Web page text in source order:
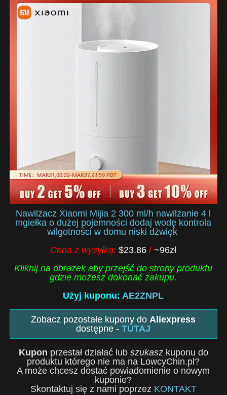
Nawilżacz Xiaomi Mijia 2 300 ml/h nawilżanie 4 l
mgiełka o dużej pojemności dodaj wodę kontrola
wilgotności w domu niski dźwięk
Cena z wysyłką:$23.86/~96zł
Kliknij na obrazek aby przejść do strony produktu
gdzie możesz dokonać zakupu.
Użyj kuponu: AE2ZNPL
Zobacz pozostałe kupony doAliexpress
dostępne -TUTAJ
Kupon przestał działać lub szukaszkuponu do
produktu którego nie ma na LowcyChin.pl?
A może chcesz dostać powiadomienie o nowym
kuponie?
Skontaktuj się z nami poprzez KONTAKT